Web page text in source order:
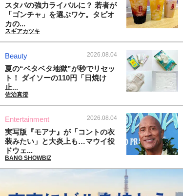
スタバの強力ライバルに？ 若者が
「ゴンチャ」を選ぶワケ。タピオ
カの...
スギアカツキ
Beauty 2026.08.04
夏の“ベタベタ地獄”が秒でリセッ
ト！ ダイソーの110円「日焼け
止...
佐治真澄
Entertainment 2026.08.04
実写版『モアナ』が「コントの衣
装みたい」と大炎上も…マウイ役
ドウェ...
BANG SHOWBIZ